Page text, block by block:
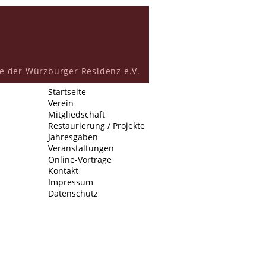
der Würzburger Residenz e.V.
Startseite
Verein
Mitgliedschaft
Restaurierung / Projekte
Jahresgaben
Veranstaltungen
Online-Vorträge
Kontakt
Impressum
Datenschutz